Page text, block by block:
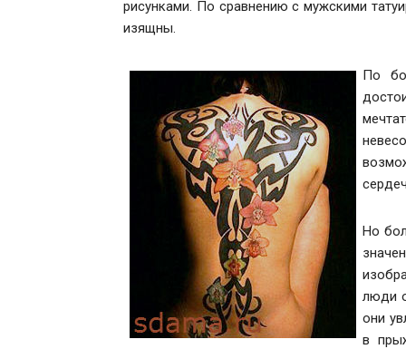
рисунками. По сравнению с мужскими
изящны.
По
Но
люди
они
в